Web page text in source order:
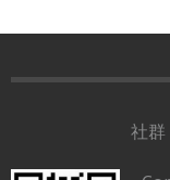
社群